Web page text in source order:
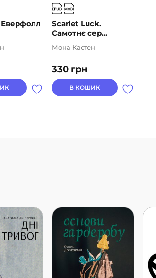
Scarlet Luck.
Самотнє сер...
330 грн
Мона Кастен
В КОШИК